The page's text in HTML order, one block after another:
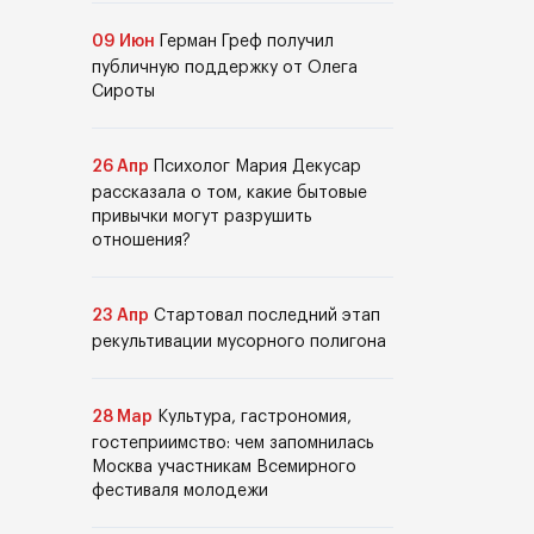
09 Июн
Герман Греф получил
публичную поддержку от Олега
Сироты
26 Апр
Психолог Мария Декусар
рассказала о том, какие бытовые
привычки могут разрушить
отношения?
23 Апр Стартовал последний этап
рекультивации мусорного полигона
28 Мар Культура, гастрономия,
гостеприимство: чем запомнилась
Москва участникам Всемирного
фестиваля молодежи